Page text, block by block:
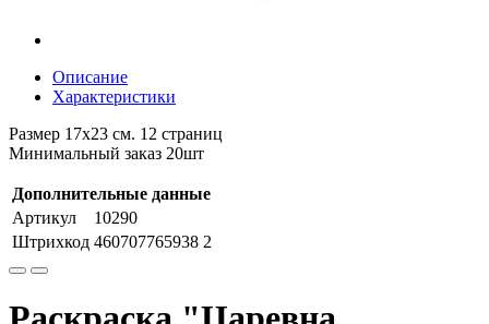
Описание
Характеристики
Размер 17х23 см. 12 страниц
Минимальный заказ 20шт
Дополнительные данные
Артикул
10290
Штрихкод 460707765938 2